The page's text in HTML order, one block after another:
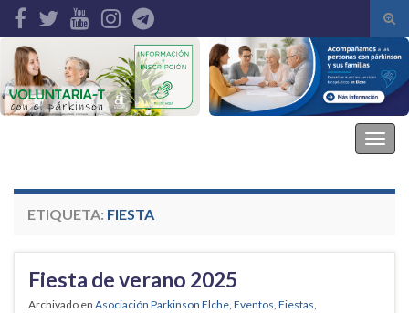
de
Search for:
ETIQUETA: FIESTA
Fiesta de verano 2025
Archivado en Asociación Parkinson Elche, Eventos, Fiestas,